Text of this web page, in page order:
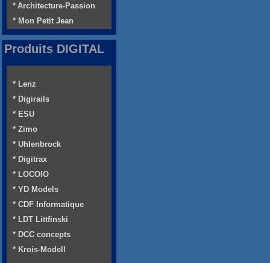
* Architecture-Passion
* Mon Petit Jean
Produits DIGITAL
* Lenz
* Digirails
* ESU
* Zimo
* Uhlenbrock
* Digitrax
* LOCOIO
* YD Models
* CDF Informatique
* LDT Littfinski
* DCC concepts
* Krois-Modell